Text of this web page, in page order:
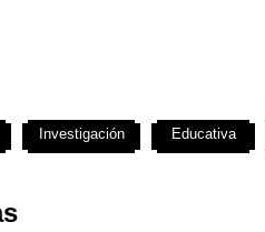
Investigación Educativa